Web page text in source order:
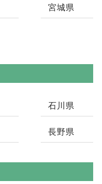
宮城県
石川県
長野県